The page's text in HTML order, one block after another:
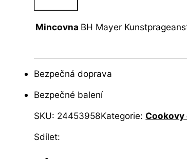
Mincovna BH Mayer
Bezpečná doprava
Bezpečné balení
SKU: 24453958Kategorie:
Sdílet: